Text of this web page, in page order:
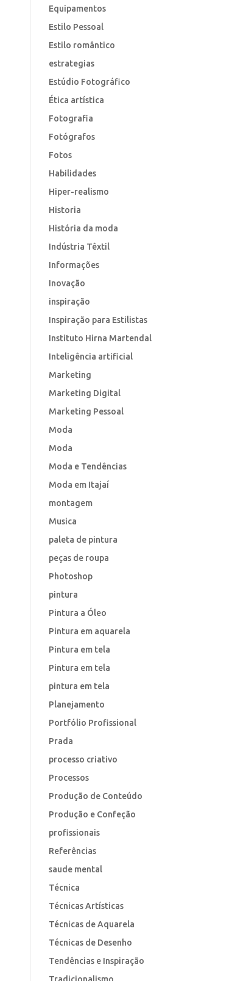
Equipamentos
Estilo Pessoal
Estilo romântico
estrategias
Estúdio Fotográfico
Ética artística
Fotografia
Fotógrafos
Fotos
Habilidades
Hiper-realismo
Historia
História da moda
Indústria Têxtil
Informações
Inovação
inspiração
Inspiração para Estilistas
Instituto Hirna Martendal
Inteligência artificial
Marketing
Marketing Digital
Marketing Pessoal
Moda
Moda
Moda e Tendências
Moda em Itajaí
montagem
Musica
paleta de pintura
peças de roupa
Photoshop
pintura
Pintura a Óleo
Pintura em aquarela
Pintura em tela
Pintura em tela
pintura em tela
Planejamento
Portfólio Profissional
Prada
processo criativo
Processos
Produção de Conteúdo
Produção e Confeção
profissionais
Referências
saude mental
Técnica
Técnicas Artísticas
Técnicas de Aquarela
Técnicas de Desenho
Tendências e Inspiração